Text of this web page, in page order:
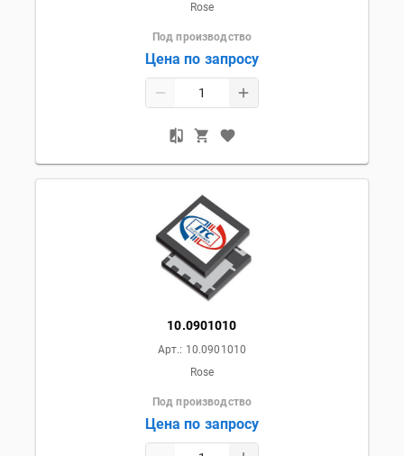
Rose
Под производство
Цена по запросу
10.0901010
Арт.: 10.0901010
Rose
Под производство
Цена по запросу